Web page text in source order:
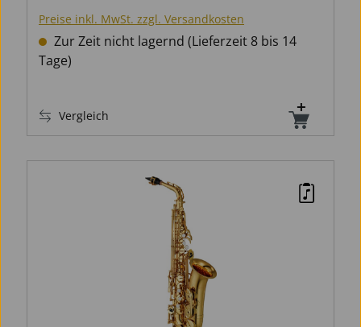
Preise inkl. MwSt. zzgl. Versandkosten
Zur Zeit nicht lagernd (Lieferzeit 8 bis 14
Tage)
Vergleich